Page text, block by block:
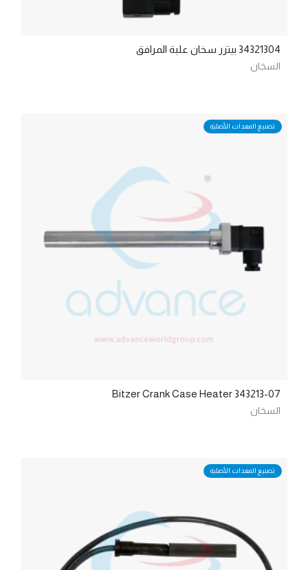
34321304 بيتزر سخان علبة المرافق
السخان
تصنيع المعدات الأصلية
Bitzer Crank Case Heater 343213-07
السخان
تصنيع المعدات الأصلية